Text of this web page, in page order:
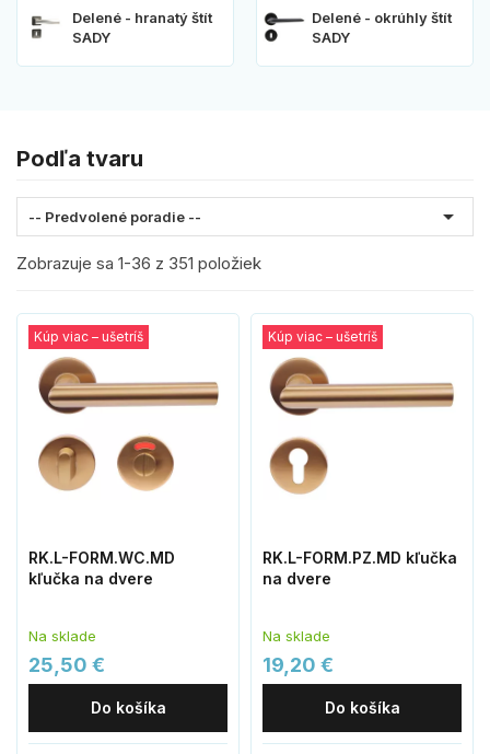
Delené - hranatý štít
SADY
Delené - okrúhly štít
SADY
Podľa tvaru
-- Predvolené poradie -- 
Zobrazuje sa 1-36 z 351 položiek
Kúp viac – ušetríš
RK.L-FORM.WC.MD
kľučka na dvere
Na sklade
25,50 €
Do košíka
Kúp viac – ušetríš
RK.L-FORM.PZ.MD kľučka
na dvere
Na sklade
19,20 €
Do košíka